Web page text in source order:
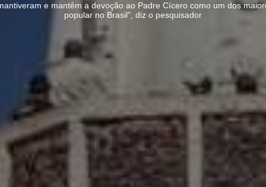
e mantêm a devoção ao Padre Cícero como um dos
popular no Brasil", diz o pesquisador